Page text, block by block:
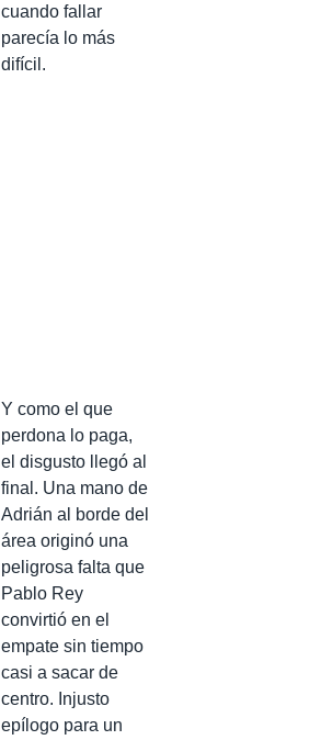
cuando fallar
parecía lo más
difícil.
Y como el que
perdona lo paga,
el disgusto llegó al
final. Una mano de
Adrián al borde del
área originó una
peligrosa falta que
Pablo Rey
convirtió en el
empate sin tiempo
casi a sacar de
centro. Injusto
epílogo para un